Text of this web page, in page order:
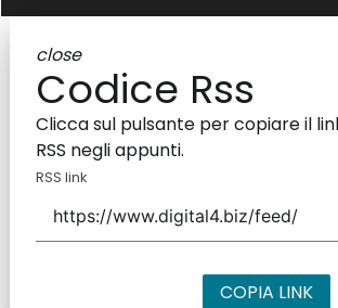
close
Codice Rss
Clicca sul pulsante per copiare il
RSS negli appunti.
RSS link
COPIA LINK